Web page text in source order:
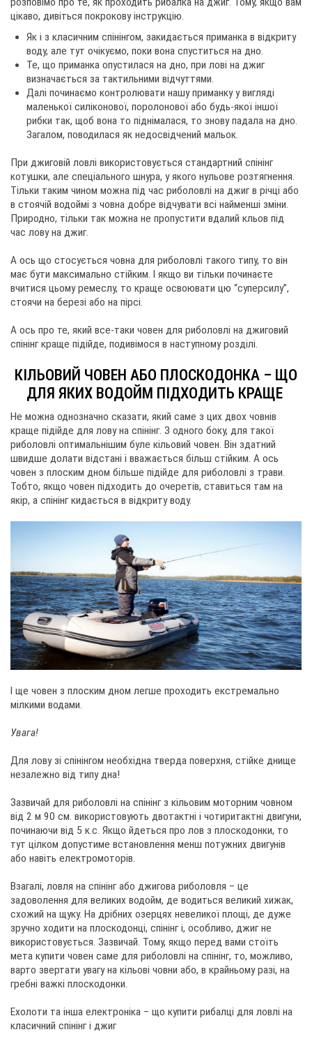
цікаво, дивіться покрокову інструкцію.
Як і з класичним спінінгом, закидається приманка в відкриту
воду, але тут очікуємо, поки вона спуститься на дно.
Те, що приманка опустилася на дно, при лові на джиг
визначається за тактильними відчуттями.
Далі починаємо контролювати нашу приманку у вигляді
маленької силіконової, поролонової або будь-якої іншої
рибки так, щоб вона то піднімалася, то знову падала на дно.
Загалом, поводилася як недосвідчений мальок.
При джиговій ловлі використовується стандартний спінінг
котушки, але спеціального шнура, у якого нульове розтягнення.
Тільки таким чином можна під час риболовлі на джиг в річці або
в стоячій водоймі з човна добре відчувати всі найменші зміни.
Природно, тільки так можна не пропустити вдалий кльов під
час лову на джиг.
А ось що стосується човна для риболовлі такого типу, то він
має бути максимально стійким. І якщо ви тільки починаєте
вчитися цьому ремеслу, то краще освоювати цю “суперсилу”,
стоячи на березі або на пірсі.
А ось про те, який все-таки човен для риболовлі на джиговий
спінінг краще підійде, подивімося в наступному розділі.
КІЛЬОВИЙ ЧОВЕН АБО ПЛОСКОДОНКА – ЩО
ДЛЯ ЯКИХ ВОДОЙМ ПІДХОДИТЬ КРАЩЕ
Не можна однозначно сказати, який саме з цих двох човнів
краще підійде для лову на спінінг. З одного боку, для такої
риболовлі оптимальнішим буле кільовий човен. Він здатний
швидше долати відстані і вважається більш стійким. А ось
човен з плоским дном більше підійде для риболовлі з трави.
Тобто, якщо човен підходить до очеретів, ставиться там на
якір, а спінінг кидається в відкриту воду.
І ще човен з плоским дном легше проходить екстремально
мілкими водами.
Увага!
Для лову зі спінінгом необхідна тверда поверхня, стійке днище
незалежно від типу дна!
Зазвичай для риболовлі на спінінг з кільовим моторним човном
від 2 м 90 см. використовують двотактні і чотиритактні двигуни,
починаючи від 5 к.с. Якщо йдеться про лов з плоскодонки, то
тут цілком допустиме встановлення менш потужних двигунів
або навіть електромоторів.
Взагалі, ловля на спінінг або джигова риболовля – це
задоволення для великих водойм, де водиться великий хижак,
схожий на щуку. На дрібних озерцях невеликої площі, де дуже
зручно ходити на плоскодонці, спінінг і, особливо, джиг не
використовується. Зазвичай. Тому, якщо перед вами стоїть
мета купити човен саме для риболовлі на спінінг, то, можливо,
варто звертати увагу на кільові човни або, в крайньому разі, на
гребні важкі плоскодонки.
Ехолоти та інша електроніка – що купити рибалці для ловлі на
класичний спінінг і джиг